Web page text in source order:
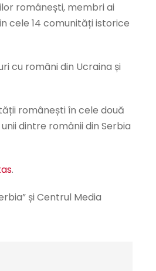
românești, membri ai
cele 14 comunități istorice
cu români din Ucraina și
românești în cele două
dintre românii din Serbia
.
și Centrul Media